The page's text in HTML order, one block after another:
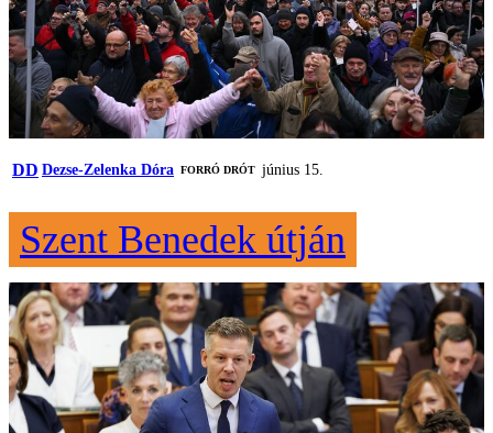
DD Dezse-Zelenka Dóra FORRÓ DRÓT június 15.
Szent Benedek útján